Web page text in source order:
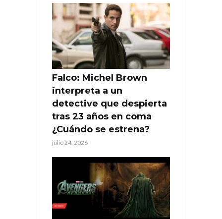
Falco: Michel Brown
interpreta a un
detective que despierta
tras 23 años en coma
¿Cuándo se estrena?
julio 24, 2026